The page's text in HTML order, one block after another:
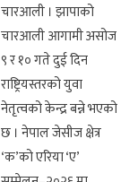
चारआली । झापाको
चारआली आगामी असोज
९ र १० गते दुई दिन
राष्ट्रियस्तरको युवा
नेतृत्वको केन्द्र बन्ने भएको
छ । नेपाल जेसीज क्षेत्र
‘क’को एरिया ‘ए’